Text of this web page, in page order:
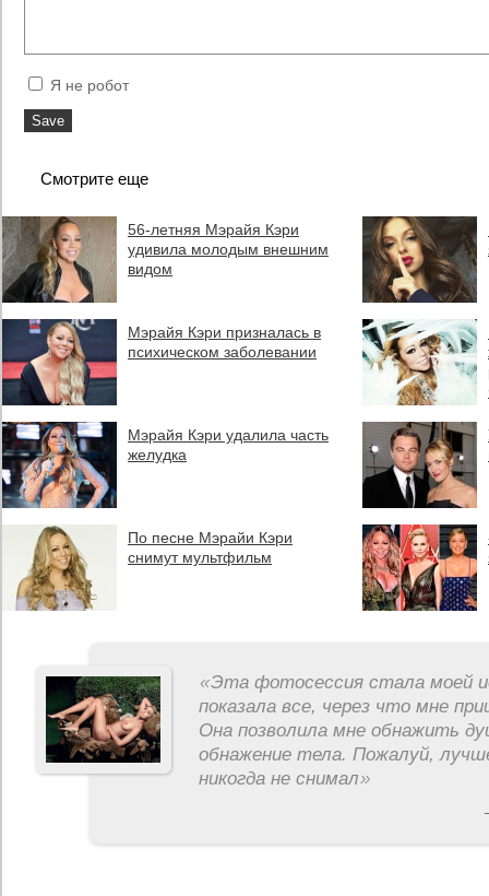
Я не робот
Смотрите еще
56-летняя Мэрайя Кэри
удивила молодым внешним
видом
Мэрайя Кэри призналась в
психическом заболевании
Мэрайя Кэри удалила часть
желудка
По песне Мэрайи Кэри
снимут мультфильм
«Эта фотосессия стала моей
показала все, через что мне
Она позволила мне обнажить
обнажение тела. Пожалуй,
никогда не снимал»